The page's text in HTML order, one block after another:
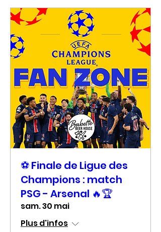
⚽ Finale de Ligue des
Champions : match
PSG - Arsenal 🔥🏆
sam. 30 mai
Plus d'infos